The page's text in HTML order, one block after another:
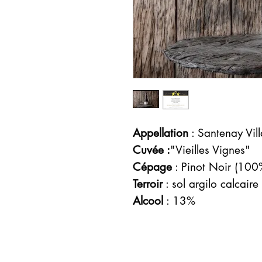
Appellation : Santenay
Cuvée :"Vieilles Vignes"
Cépage : Pinot Noir
Terroir: sol argilo calcaire
Alcool : 13%